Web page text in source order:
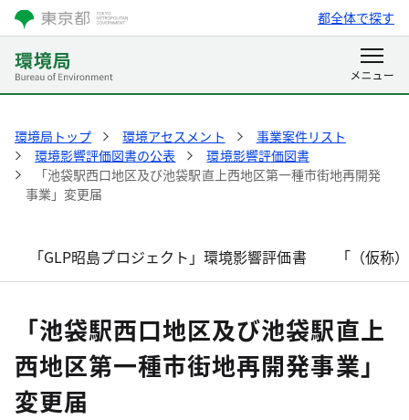
都全体で探す
環境局トップ 環境アセスメント
事業案件リスト
環境影響評価図書の公表
環境影響評価図書
「池袋駅西口地区及び池袋駅直上西地区第一種市街地再開発
事業」変更届
「GLP昭島プロジェクト」環境影響評価書 「（仮称
「池袋駅西口地区及び池袋駅直上
西地区第一種市街地再開発事業」
変更届